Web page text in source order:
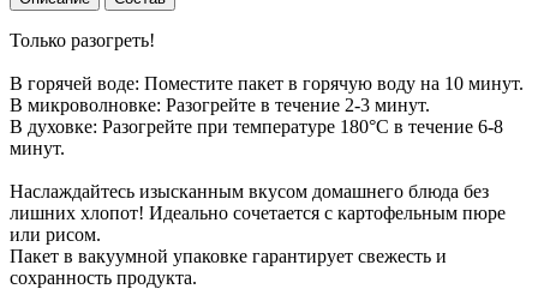
Только разогреть!
В горячей воде: Поместите пакет в горячую воду на 10 минут.
В микроволновке: Разогрейте в течение 2-3 минут.
В духовке: Разогрейте при температуре 180°C в течение 6-8
минут.
Наслаждайтесь изысканным вкусом домашнего блюда без
лишних хлопот! Идеально сочетается с картофельным пюре
или рисом.
Пакет в вакуумной упаковке гарантирует свежесть и
сохранность продукта.